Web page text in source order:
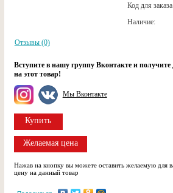
Код для
Наличие:
Отзывы (0)
Вступите в нашу группу Вконтакте и
на этот товар!
Мы Вконтакте
Купить
Желаемая цена
Нажав на кнопку вы можете оставить желаемую для
цену на данный товар